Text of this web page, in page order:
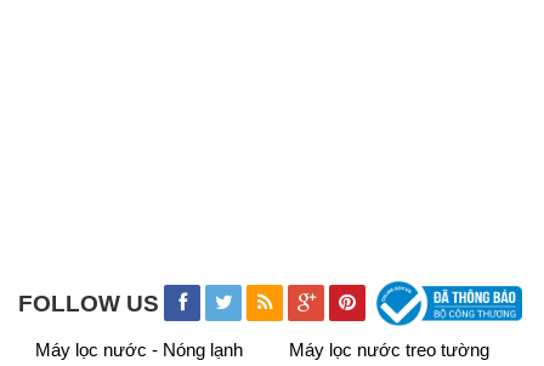
FOLLOW US
Máy lọc nước - Nóng lạnh
Máy lọc nước treo tường